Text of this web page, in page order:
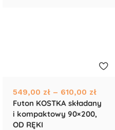
549,00 zł – 610,00 zł
Futon KOSTKA składany
i kompaktowy 90×200,
OD RĘKI